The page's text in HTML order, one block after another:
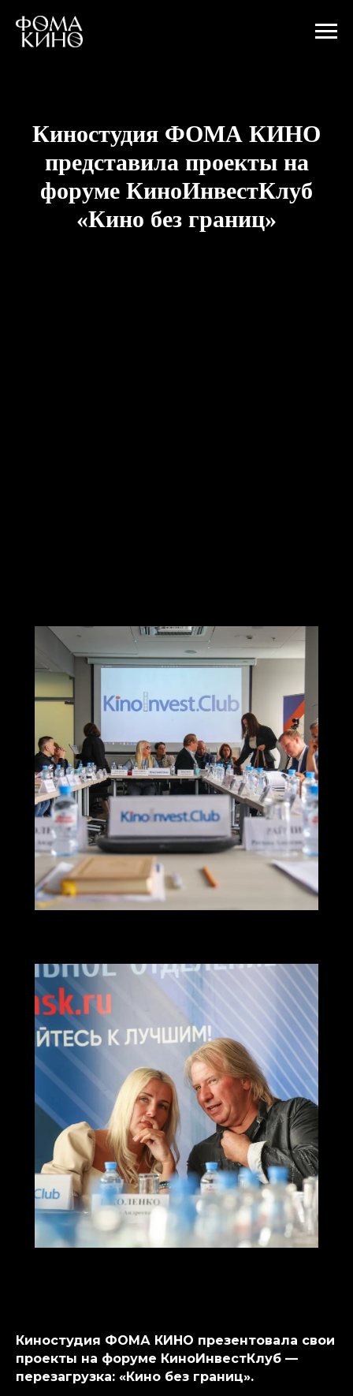
Киностудия ФОМА КИНО
представила проекты на
форуме КиноИнвестКлуб
«Кино без границ»
Киностудия ФОМА КИНО презентовала свои
проекты на форуме КиноИнвестКлуб —
перезагрузка: «Кино без границ».